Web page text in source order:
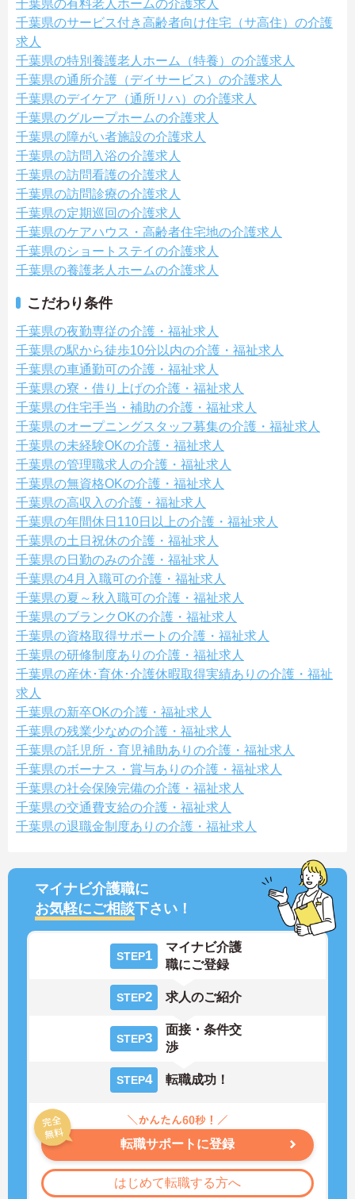
千葉県の有料老人ホームの介護求人
千葉県のサービス付き高齢者向け住宅（サ高住）の介護
求人
千葉県の特別養護老人ホーム（特養）の介護求人
千葉県の通所介護（デイサービス）の介護求人
千葉県のデイケア（通所リハ）の介護求人
千葉県のグループホームの介護求人
千葉県の障がい者施設の介護求人
千葉県の訪問入浴の介護求人
千葉県の訪問看護の介護求人
千葉県の訪問診療の介護求人
千葉県の定期巡回の介護求人
千葉県のケアハウス・高齢者住宅地の介護求人
千葉県のショートステイの介護求人
千葉県の養護老人ホームの介護求人
こだわり条件
千葉県の夜勤専従の介護・福祉求人
千葉県の駅から徒歩10分以内の介護・福祉求人
千葉県の車通勤可の介護・福祉求人
千葉県の寮・借り上げの介護・福祉求人
千葉県の住宅手当・補助の介護・福祉求人
千葉県のオープニングスタッフ募集の介護・福祉求人
千葉県の未経験OKの介護・福祉求人
千葉県の管理職求人の介護・福祉求人
千葉県の無資格OKの介護・福祉求人
千葉県の高収入の介護・福祉求人
千葉県の年間休日110日以上の介護・福祉求人
千葉県の土日祝休の介護・福祉求人
千葉県の日勤のみの介護・福祉求人
千葉県の4月入職可の介護・福祉求人
千葉県の夏～秋入職可の介護・福祉求人
千葉県のブランクOKの介護・福祉求人
千葉県の資格取得サポートの介護・福祉求人
千葉県の研修制度ありの介護・福祉求人
千葉県の産休･育休･介護休暇取得実績ありの介護・福祉
求人
千葉県の新卒OKの介護・福祉求人
千葉県の残業少なめの介護・福祉求人
千葉県の託児所・育児補助ありの介護・福祉求人
千葉県のボーナス・賞与ありの介護・福祉求人
千葉県の社会保険完備の介護・福祉求人
千葉県の交通費支給の介護・福祉求人
千葉県の退職金制度ありの介護・福祉求人
マイナビ介護職に
お気軽にご相談下さい！
STEP1
マイナビ介護
職にご登録
STEP2 求人のご紹介
STEP3
面接・条件交
渉
STEP4 転職成功！
転職サポートに登録
はじめて転職する方へ